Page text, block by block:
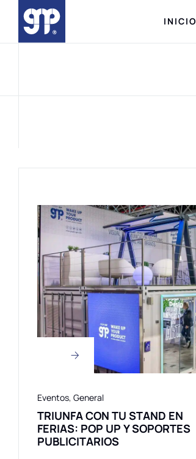
INICIO
Eventos, General
TRIUNFA CON TU STAND EN
FERIAS: POP UP Y SOPORTES
PUBLICITARIOS